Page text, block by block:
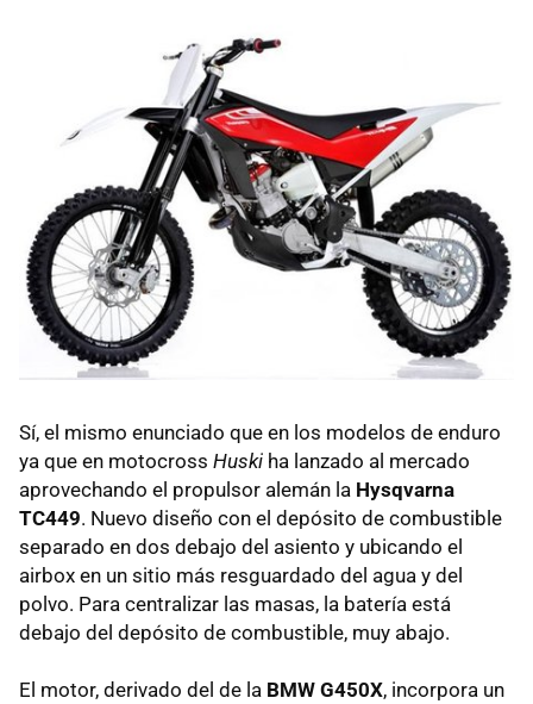
Sí, el mismo enunciado que en los modelos de enduro
ya que en motocross Huski ha lanzado al mercado
aprovechando el propulsor alemán la Hysqvarna
TC449. Nuevo diseño con el depósito de combustible
separado en dos debajo del asiento y ubicando el
airbox en un sitio más resguardado del agua y del
polvo. Para centralizar las masas, la batería está
debajo del depósito de combustible, muy abajo.
El motor, derivado del de la BMW G450X, incorpora un